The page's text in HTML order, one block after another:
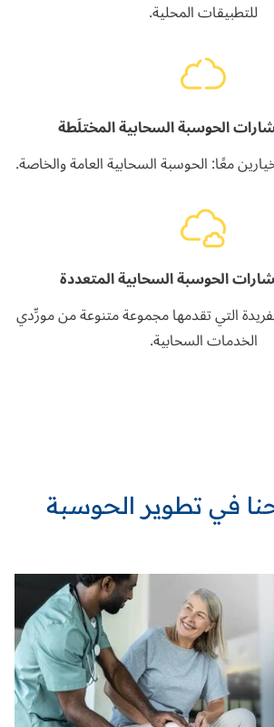
للتطبيقات المحلية.
الحوسبة السحابية المختلَطة
معًا: الحوسبة السحابية العامة والخاصة.
الحوسبة السحابية المتعددة
التي تقدمها مجموعة متنوعة من مورِّدي
الخدمات السحابية.